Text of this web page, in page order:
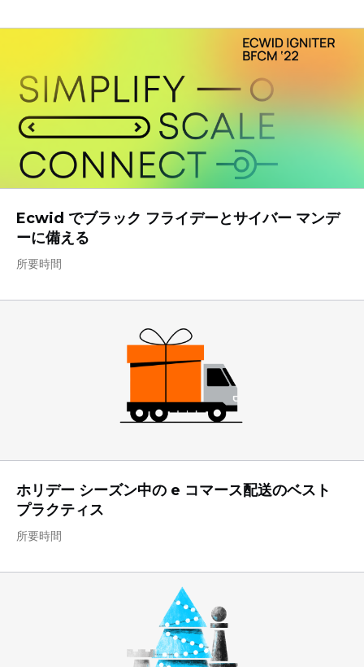
Ecwid でブラック フライデーとサイバー マンデ
ーに備える
所要時間
ホリデー シーズン中の e コマース配送のベスト
プラクティス
所要時間